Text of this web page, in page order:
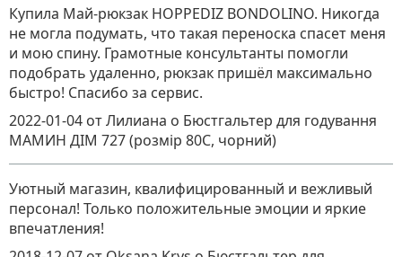
Купила Май-рюкзак HOPPEDIZ BONDOLINO. Никогда
не могла подумать, что такая переноска спасет меня
и мою спину. Грамотные консультанты помогли
подобрать удаленно, рюкзак пришёл максимально
быстро! Спасибо за сервис.
2022-01-04 от Лилиана о Бюстгальтер для годування
МАМИН ДІМ 727 (розмір 80C, чорний)
Уютный магазин, квалифицированный и вежливый
персонал! Только положительные эмоции и яркие
впечатления!